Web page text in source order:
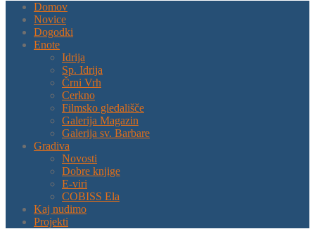
Domov
Novice
Dogodki
Enote
Idrija
Sp. Idrija
Črni Vrh
Cerkno
Filmsko gledališče
Galerija Magazin
Galerija sv. Barbare
Gradiva
Novosti
Dobre knjige
E-viri
COBISS Ela
Kaj nudimo
Projekti